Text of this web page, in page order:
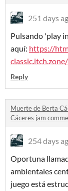
251 days
Pulsando 'play
aquí: https://
Reply
Muerte de Berta
Cáceres jam
254 days
Oportuna
ambientales
juego está